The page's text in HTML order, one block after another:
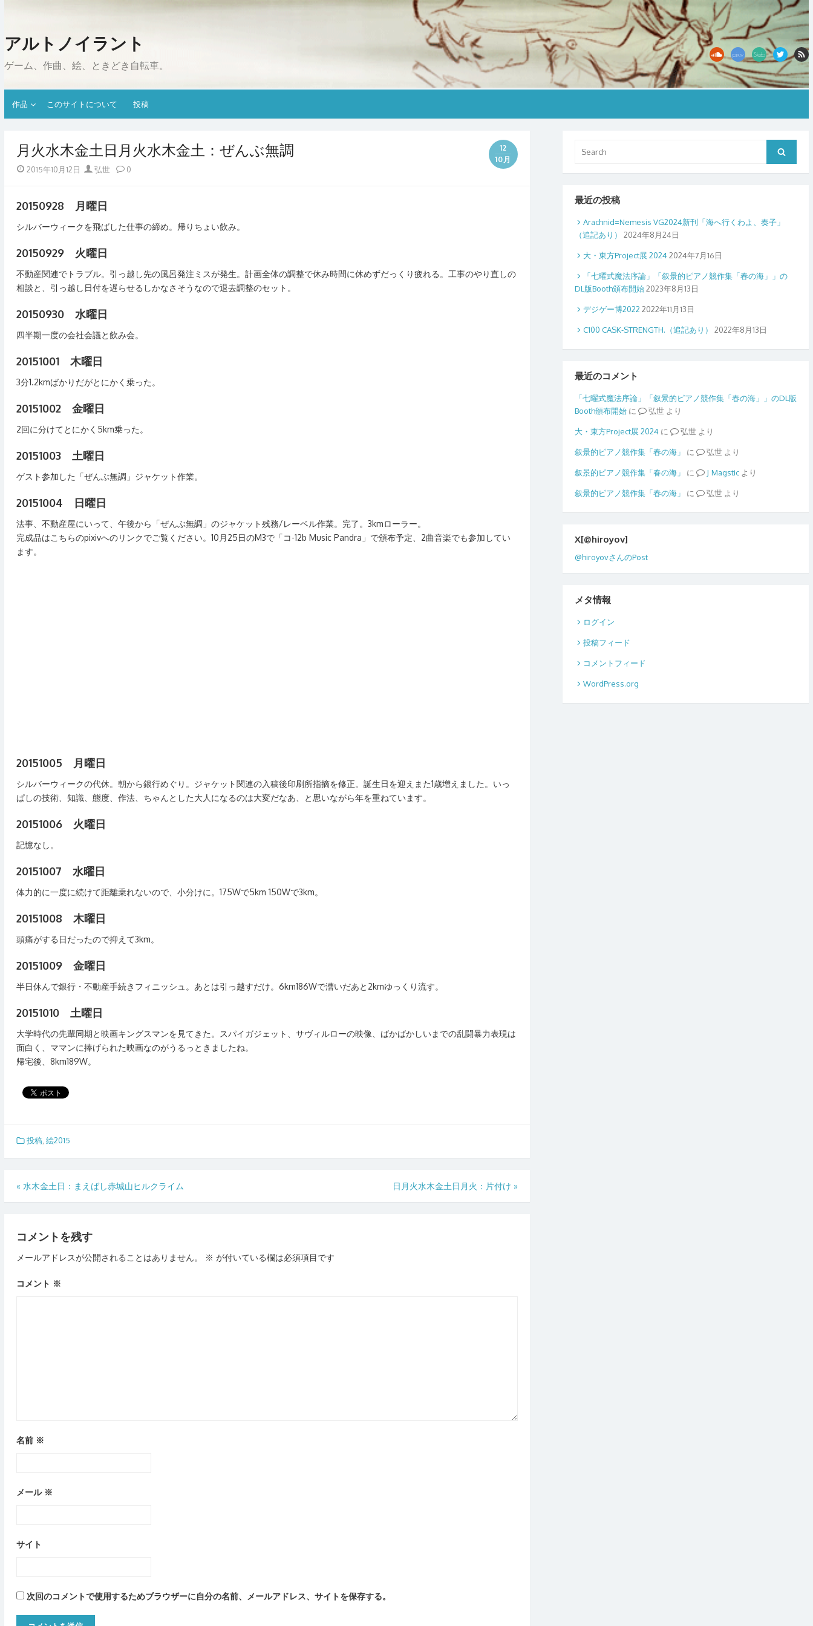
アルトノイラント
ゲーム、作曲、絵、ときどき自転車。
作品 このサイトについて 投稿
月火水木金土日月火水木金土：ぜんぶ無調
12
10月
Posted
2015年10月12日 Author
弘世 0
20150928 月曜日
シルバーウィークを飛ばした仕事の締め。帰りちょい飲み。
20150929 火曜日
不動産関連でトラブル。引っ越し先の風呂発注ミスが発生。計画全体の調整で休み時間に休めずだっくり疲れる。工事のやり直しの
相談と、引っ越し日付を遅らせるしかなさそうなので退去調整のセット。
20150930 水曜日
四半期一度の会社会議と飲み会。
20151001 木曜日
3分1.2kmばかりだがとにかく乗った。
20151002 金曜日
2回に分けてとにかく5km乗った。
20151003 土曜日
ゲスト参加した「ぜんぶ無調」ジャケット作業。
20151004 日曜日
法事、不動産屋にいって、午後から「ぜんぶ無調」のジャケット残務/レーベル作業。完了。3kmローラー。
完成品はこちらのpixivへのリンクでご覧ください。10月25日のM3で「コ-12b Music Pandra」で頒布予定、2曲音楽でも参加してい
ます。
20151005 月曜日
シルバーウィークの代休。朝から銀行めぐり。ジャケット関連の入稿後印刷所指摘を修正。誕生日を迎えまた1歳増えました。いっ
ぱしの技術、知識、態度、作法、ちゃんとした大人になるのは大変だなあ、と思いながら年を重ねています。
20151006 火曜日
記憶なし。
20151007 水曜日
体力的に一度に続けて距離乗れないので、小分けに。175Wで5km 150Wで3km。
20151008 木曜日
頭痛がする日だったので抑えて3km。
20151009 金曜日
半日休んで銀行・不動産手続きフィニッシュ。あとは引っ越すだけ。6km186Wで漕いだあと2kmゆっくり流す。
20151010 土曜日
大学時代の先輩同期と映画キングスマンを見てきた。スパイガジェット、サヴィルローの映像、ばかばかしいまでの乱闘暴力表現は
面白く、ママンに捧げられた映画なのがうるっときましたね。
帰宅後、8km189W。
投稿, 絵2015
投
稿
ビ
ゲ
ー
« 水木金土日：まえばし赤城山ヒルクライム 日月火水木金土日月火：片付け »
コメントを残す
メールアドレスが公開されることはありません。 ※ が付いている欄は必須項目です
コメント ※
名前 ※
メール ※
サイト
次回のコメントで使用するためブラウザーに自分の名前、メールアドレス、サイトを保存する。
for:
Search
最近の投稿
Arachnid=Nemesis VG2024新刊「海へ行くわよ、奏子」
（追記あり）
2024年8月24日
大・東方Project展 2024 2024年7月16日
「七曜式魔法序論」「叙景的ピアノ競作集「春の海」」の
DL版Booth頒布開始2023年8月13日
デジゲー博2022 2022年11月13日
C100 CASK-STRENGTH.（追記あり） 2022年8月13日
最近のコメント
「七曜式魔法序論」「叙景的ピアノ競作集「春の海」」のDL版
Booth頒布開始に 弘世 より
大・東方Project展 2024 に 弘世 より
叙景的ピアノ競作集「春の海」 に 弘世 より
叙景的ピアノ競作集「春の海」 に Magsticより
叙景的ピアノ競作集「春の海」 に 弘世 より
X[@hiroyov]
@hiroyovさんのPost
メタ情報
ログイン
投稿フィード
コメントフィード
WordPress.org